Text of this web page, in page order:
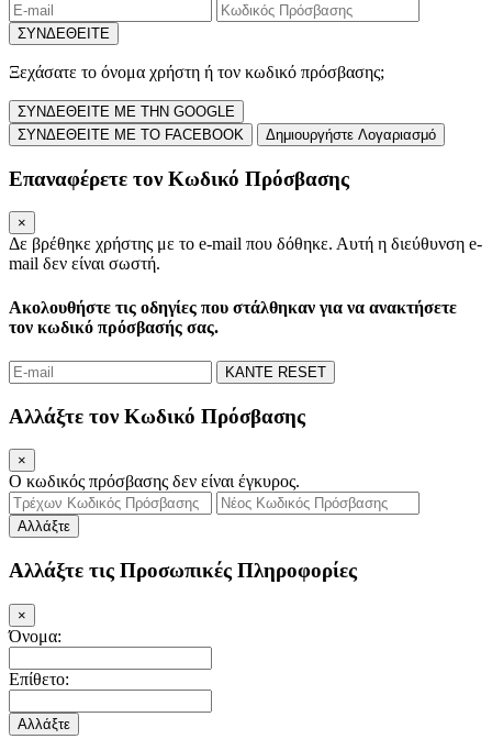
ΣΥΝΔΕΘΕΙΤΕ
Ξεχάσατε το όνομα χρήστη ή τον κωδικό πρόσβασης;
ΣΥΝΔΕΘΕΙΤΕ ΜΕ ΤΗΝ GOOGLE
ΣΥΝΔΕΘΕΙΤΕ ΜΕ ΤΟ FACEBOOK
Δημιουργήστε Λογαριασμό
Επαναφέρετε τον Κωδικό Πρόσβασης
×
Δε βρέθηκε χρήστης με το e-mail που δόθηκε. Αυτή η διεύθυνση e-
mail δεν είναι σωστή.
Ακολουθήστε τις οδηγίες που στάλθηκαν για να ανακτήσετε
τον κωδικό πρόσβασής σας.
ΚΑΝΤΕ RESET
Αλλάξτε τον Κωδικό Πρόσβασης
×
Ο κωδικός πρόσβασης δεν είναι έγκυρος.
Αλλάξτε
Αλλάξτε τις Προσωπικές Πληροφορίες
×
Όνομα:
Επίθετο:
Αλλάξτε